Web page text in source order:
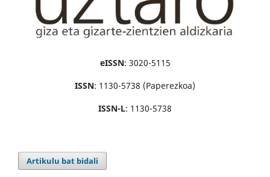
eISSN: 3020-5115
ISSN: 1130-5738 (Paperezkoa)
ISSN-L: 1130-5738
Artikulu bat bidali